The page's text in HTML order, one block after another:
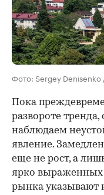
Фото: Sergey
Пока
развороте
наблюдаем
явление.
еще не рост, а
ярко выраженных
рынка указывают